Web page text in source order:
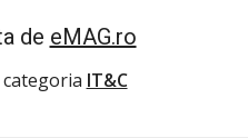
de eMAG.ro
IT&C